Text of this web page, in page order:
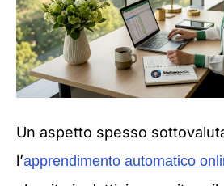
Un aspetto spesso
l’apprendimento automatico